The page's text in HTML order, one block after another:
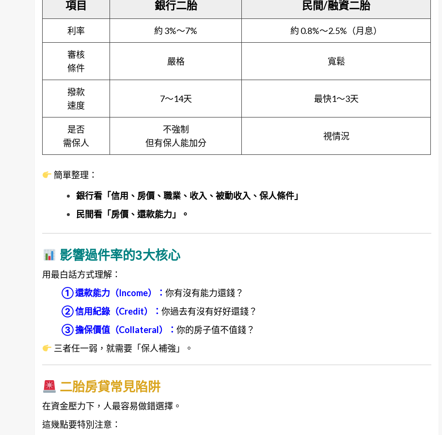
項目 銀行二胎 民間/融資二胎
利率 約 3%～7% 約 0.8%～2.5%（月息）
審核
條件
嚴格 寬鬆
撥款
速度
7～14天 最快1～3天
是否
需保人
不強制
但有保人能加分
視情況
簡單整理：
銀行看「信用、房價、職業、收入、被動收入、保人條件」
民間看「房價、還款能力」。
影響過件率的3大核心
用最白話方式理解：
① 還款能力（Income）： 你有沒有能力還錢？
② 信用紀錄（Credit）： 你過去有沒有好好還錢？
③ 擔保價值（Collateral）： 你的房子值不值錢？
三者任一弱，就需要「保人補強」。
二胎房貸常見陷阱
在資金壓力下，人最容易做錯選擇。
這幾點要特別注意：